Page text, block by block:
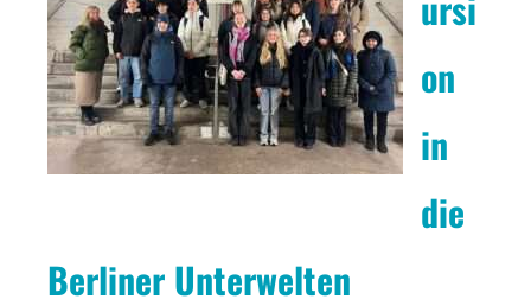
on
in
die
Berliner Unterwelten